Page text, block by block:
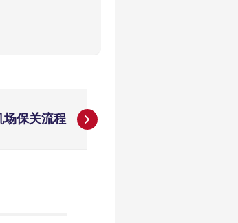
场保关流程